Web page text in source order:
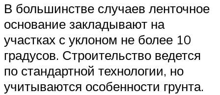
В большинстве случаев ленточное
основание закладывают на
участках с уклоном не более 10
градусов. Строительство ведется
по стандартной технологии, но
учитываются особенности грунта.